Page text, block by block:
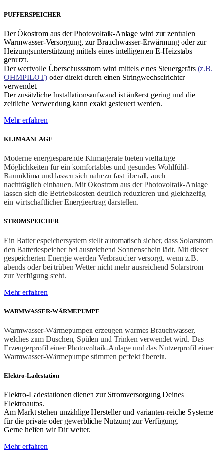
PUFFERSPEICHER
Der Ökostrom aus der Photovoltaik-Anlage wird zur zentralen
Warmwasser-Versorgung, zur Brauchwasser-Erwärmung oder zur
Heizungsunterstützung mittels eines intelligenten E-Heizstabs
genutzt.
Der wertvolle Überschussstrom wird mittels eines Steuergeräts (z.B.
OHMPILOT) oder direkt durch einen Stringwechselrichter
verwendet.
Der zusätzliche Installationsaufwand ist äußerst gering und die
zeitliche Verwendung kann exakt gesteuert werden.
Mehr erfahren
KLIMAANLAGE
Moderne energiesparende Klimageräte bieten vielfältige
Möglichkeiten für ein komfortables und gesundes Wohlfühl-
Raumklima und lassen sich nahezu fast überall, auch
nachträglich einbauen. Mit Ökostrom aus der Photovoltaik-Anlage
lassen sich die Betriebskosten deutlich reduzieren und gleichzeitig
ein wirtschaftlicher Energieertrag darstellen.
STROMSPEICHER
Ein Batteriespeichersystem stellt automatisch sicher, dass Solarstrom
den Batteriespeicher bei ausreichend Sonnenschein lädt. Mit dieser
gespeicherten Energie werden Verbraucher versorgt, wenn z.B.
abends oder bei trüben Wetter nicht mehr ausreichend Solarstrom
zur Verfügung steht.
Mehr erfahren
WARMWASSER-WÄRMEPUMPE
Warmwasser-Wärmepumpen erzeugen warmes Brauchwasser,
welches zum Duschen, Spülen und Trinken verwendet wird. Das
Erzeugerprofil einer Photovoltaik-Anlage und das Nutzerprofil einer
Warmwasser-Wärmepumpe stimmen perfekt überein.
Elektro-Ladestation
Elektro-Ladestationen dienen zur Stromversorgung Deines
Elektroautos.
Am Markt stehen unzählige Hersteller und varianten-reiche Systeme
für die private oder gewerbliche Nutzung zur Verfügung.
Gerne helfen wir Dir weiter.
Mehr erfahren